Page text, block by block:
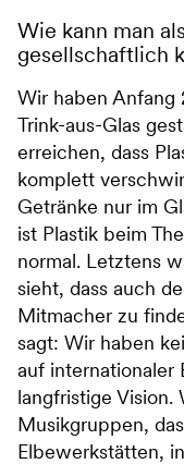
Wie kann man
gesellschaftlich
Wir haben
Trink-aus-Glas
erreichen, dass
komplett
Getränke nur im
ist Plastik beim
normal. Letztens
sieht, dass auch
Mitmacher zu
sagt: Wir haben
auf internationaler
langfristige Vision.
Musikgruppen,
Elbewerkstätten,